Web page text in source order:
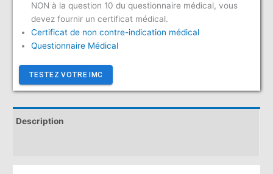
NON à la question 10 du questionnaire médical, vous
devez fournir un certificat médical.
Certificat de non contre-indication médical
Questionnaire Médical
TESTEZ VOTRE IMC
Description